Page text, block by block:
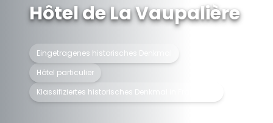
Hôtel de La Vaupalière
Eingetragenes historisches Denkmal
Hôtel particulier
Klassifiziertes historisches Denkmal in Frankreich